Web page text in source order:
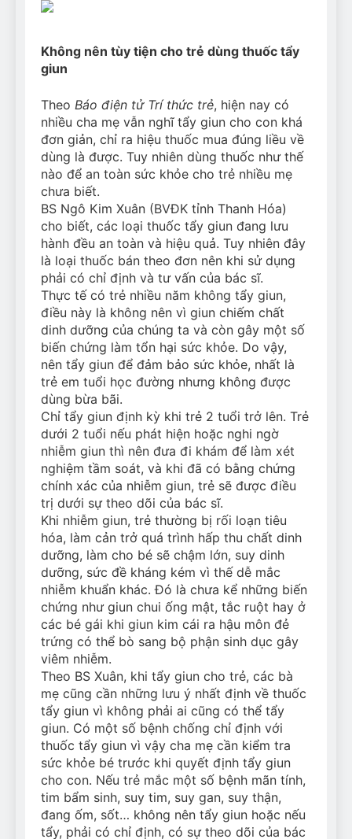
Không nên tùy tiện cho trẻ dùng thuốc tẩy
giun
Theo Báo điện tử Trí thức trẻ, hiện nay có
nhiều cha mẹ vẫn nghĩ tẩy giun cho con khá
đơn giản, chỉ ra hiệu thuốc mua đúng liều về
dùng là được. Tuy nhiên dùng thuốc như thế
nào để an toàn sức khỏe cho trẻ nhiều mẹ
chưa biết.
BS Ngô Kim Xuân (BVĐK tỉnh Thanh Hóa)
cho biết, các loại thuốc tẩy giun đang lưu
hành đều an toàn và hiệu quả. Tuy nhiên đây
là loại thuốc bán theo đơn nên khi sử dụng
phải có chỉ định và tư vấn của bác sĩ.
Thực tế có trẻ nhiều năm không tẩy giun,
điều này là không nên vì giun chiếm chất
dinh dưỡng của chúng ta và còn gây một số
biến chứng làm tổn hại sức khỏe. Do vậy,
nên tẩy giun để đảm bảo sức khỏe, nhất là
trẻ em tuổi học đường nhưng không được
dùng bừa bãi.
Chỉ tẩy giun định kỳ khi trẻ 2 tuổi trở lên. Trẻ
dưới 2 tuổi nếu phát hiện hoặc nghi ngờ
nhiễm giun thì nên đưa đi khám để làm xét
nghiệm tầm soát, và khi đã có bằng chứng
chính xác của nhiễm giun, trẻ sẽ được điều
trị dưới sự theo dõi của bác sĩ.
Khi nhiễm giun, trẻ thường bị rối loạn tiêu
hóa, làm cản trở quá trình hấp thu chất dinh
dưỡng, làm cho bé sẽ chậm lớn, suy dinh
dưỡng, sức đề kháng kém vì thế dễ mắc
nhiễm khuẩn khác. Đó là chưa kể những biến
chứng như giun chui ống mật, tắc ruột hay ở
các bé gái khi giun kim cái ra hậu môn đẻ
trứng có thể bò sang bộ phận sinh dục gây
viêm nhiễm.
Theo BS Xuân, khi tẩy giun cho trẻ, các bà
mẹ cũng cần những lưu ý nhất định về thuốc
tẩy giun vì không phải ai cũng có thể tẩy
giun. Có một số bệnh chống chỉ định với
thuốc tẩy giun vì vậy cha mẹ cần kiểm tra
sức khỏe bé trước khi quyết định tẩy giun
cho con. Nếu trẻ mắc một số bệnh mãn tính,
tim bẩm sinh, suy tim, suy gan, suy thận,
đang ốm, sốt… không nên tẩy giun hoặc nếu
tẩy, phải có chỉ định, có sự theo dõi của bác